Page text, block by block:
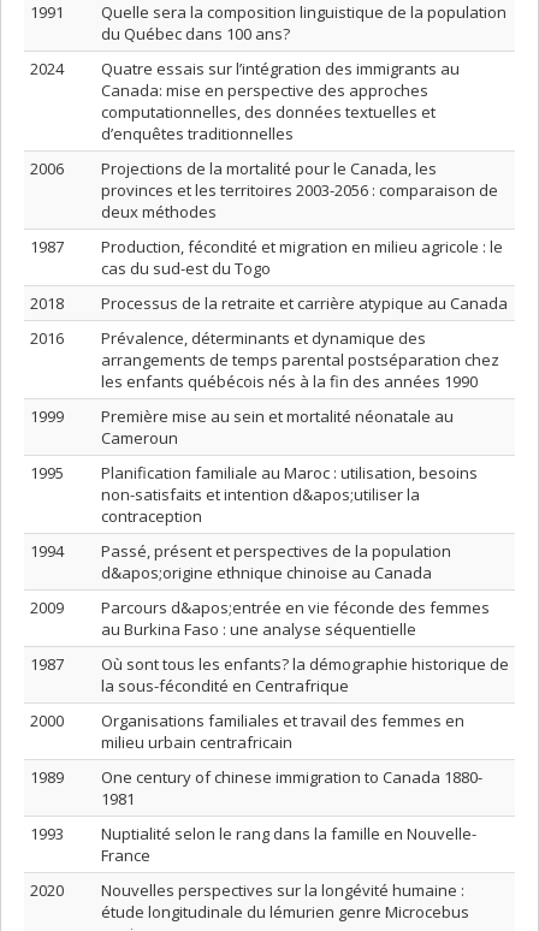
1991
Quelle sera la composition linguistique de la population
du Québec dans 100 ans?
2024
Quatre essais sur l’intégration des immigrants au
Canada: mise en perspective des approches
computationnelles, des données textuelles et
d’enquêtes traditionnelles
2006
Projections de la mortalité pour le Canada, les
provinces et les territoires 2003-2056 : comparaison de
deux méthodes
1987
Production, fécondité et migration en milieu agricole : le
cas du sud-est du Togo
2018
Processus de la retraite et carrière atypique au Canada
2016
Prévalence, déterminants et dynamique des
arrangements de temps parental postséparation chez
les enfants québécois nés à la fin des années 1990
1999
Première mise au sein et mortalité néonatale au
Cameroun
1995
Planification familiale au Maroc : utilisation, besoins
non-satisfaits et intention d&apos;utiliser la
contraception
1994
Passé, présent et perspectives de la population
d&apos;origine ethnique chinoise au Canada
2009
Parcours d&apos;entrée en vie féconde des femmes
au Burkina Faso : une analyse séquentielle
1987
Où sont tous les enfants? la démographie historique de
la sous-fécondité en Centrafrique
2000
Organisations familiales et travail des femmes en
milieu urbain centrafricain
1989
One century of chinese immigration to Canada 1880-
1981
1993
Nuptialité selon le rang dans la famille en Nouvelle-
France
2020
Nouvelles perspectives sur la longévité humaine :
étude longitudinale du lémurien genre Microcebus